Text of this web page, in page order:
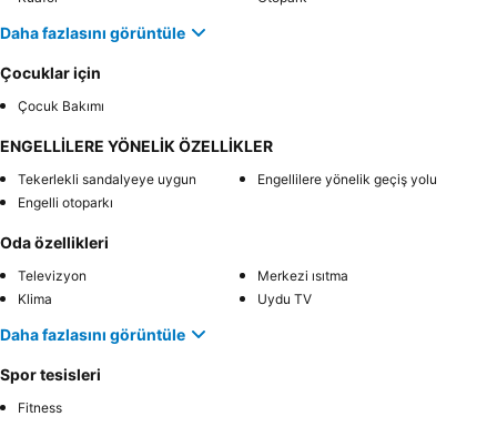
Daha fazlasını görüntüle
Çocuklar için
Çocuk Bakımı
ENGELLİLERE YÖNELİK ÖZELLİKLER
Tekerlekli sandalyeye uygun
Engellilere yönelik geçiş yolu
Engelli otoparkı
Oda özellikleri
Televizyon
Merkezi ısıtma
Klima
Uydu TV
Daha fazlasını görüntüle
Spor tesisleri
Fitness